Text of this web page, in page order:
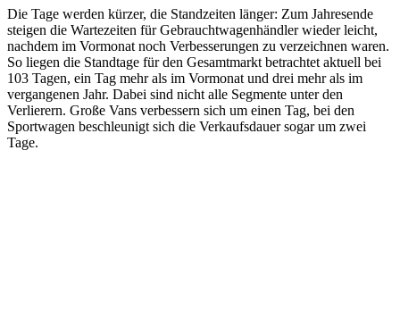
Die Tage werden kürzer, die Standzeiten länger: Zum Jahresende
steigen die Wartezeiten für Gebrauchtwagenhändler wieder leicht,
nachdem im Vormonat noch Verbesserungen zu verzeichnen waren.
So liegen die Standtage für den Gesamtmarkt betrachtet aktuell bei
103 Tagen, ein Tag mehr als im Vormonat und drei mehr als im
vergangenen Jahr. Dabei sind nicht alle Segmente unter den
Verlierern. Große Vans verbessern sich um einen Tag, bei den
Sportwagen beschleunigt sich die Verkaufsdauer sogar um zwei
Tage.